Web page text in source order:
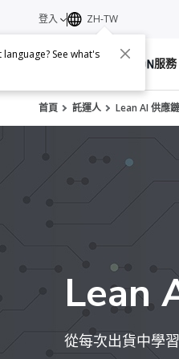
服
登入 ZH-TW
See what's
首頁 託運人 Lean AI 供應
Lean
從每次出貨中學